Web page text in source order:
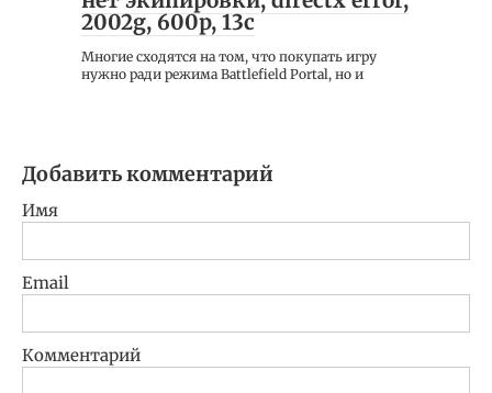
2002g, 600p, 13c
Многие сходятся на том, что покупать игру
нужно ради режима Battlefield Portal, но и
Добавить комментарий
Имя
Email
Комментарий